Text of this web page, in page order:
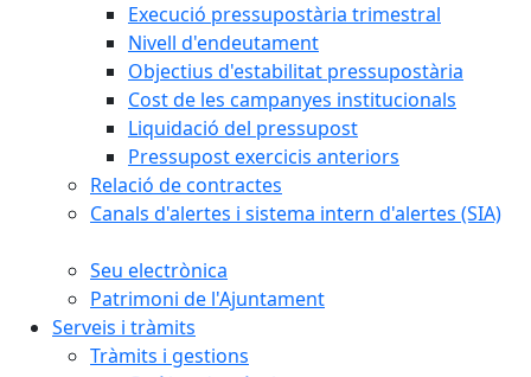
Execució pressupostària trimestral
Nivell d'endeutament
Objectius d'estabilitat pressupostària
Cost de les campanyes institucionals
Liquidació del pressupost
Pressupost exercicis anteriors
Relació de contractes
Canals d'alertes i sistema intern d'alertes (SIA)
Seu electrònica
Patrimoni de l'Ajuntament
Serveis i tràmits
Tràmits i gestions